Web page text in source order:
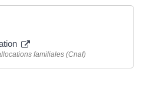
familiales (Cnaf)